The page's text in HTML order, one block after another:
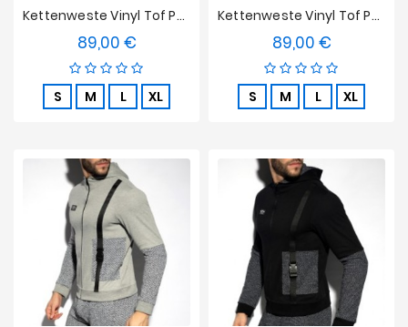
Kettenweste Vinyl Tof Paris - Rot
89,00 €Preis
S M L XL
Kettenweste Vinyl Tof Paris - Schwarz
89,00 €Preis
S M L XL